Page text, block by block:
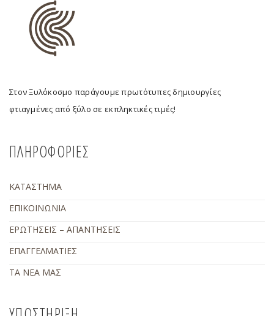
Στον Ξυλόκοσμο παράγουμε πρωτότυπες δημιουργίες
φτιαγμένες από ξύλο σε εκπληκτικές τιμές!
ΠΛΗΡΟΦΟΡΙΕΣ
ΚΑΤΑΣΤΗΜΑ
ΕΠΙΚΟΙΝΩΝΙΑ
ΕΡΩΤΗΣΕΙΣ – ΑΠΑΝΤΗΣΕΙΣ
ΕΠΑΓΓΕΛΜΑΤΙΕΣ
ΤΑ ΝΕΑ ΜΑΣ